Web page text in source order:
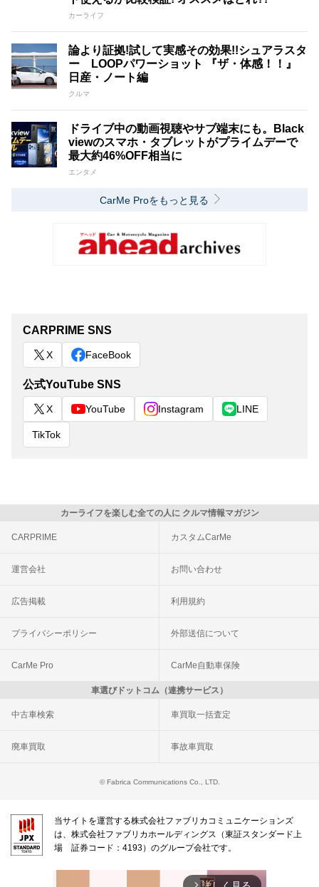
カーライフ
論より証拠!試して実感その効果!!シュアラスタ
ー LOOPパワーショット 『ザ・体感！！』
日産・ノート編
クルマ
ドライブ中の動画視聴やサブ端末にも。Black
viewのスマホ・タブレットがプライムデーで
最大約46%OFF相当に
エンタメ
CarMe Proをもっと見る
CARPRIME SNS
X FaceBook
公式YouTube SNS
X YouTube Instagram LINE
TikTok
カーライフを楽しむ全ての人に クルマ情報マガジン
CARPRIME カスタムCarMe
運営会社 お問い合わせ
広告掲載 利用規約
プライバシーポリシー 外部送信について
CarMe Pro CarMe自動車保険
車選びドットコム（連携サービス）
中古車検索 車買取一括査定
廃車買取 事故車買取
© Fabrica Communications Co., LTD.
当サイトを運営する株式会社ファブリカコミュニケーションズ
は、株式会社ファブリカホールディングス（東証スタンダード上
場 証券コード：4193）のグループ会社です。
arrow_forward_ios